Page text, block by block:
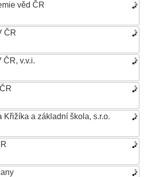
věd ČR
ČR
ČR, v.v.i.
Křižíka a základní škola, s.r.o.